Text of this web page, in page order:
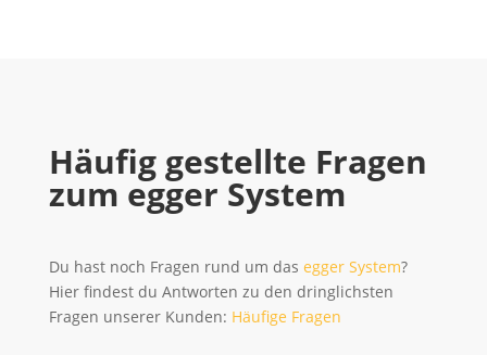
Häufig gestellte Fragen
zum egger System
Du hast noch Fragen rund um das egger System?
Hier findest du Antworten zu den dringlichsten
Fragen unserer Kunden: Häufige Fragen